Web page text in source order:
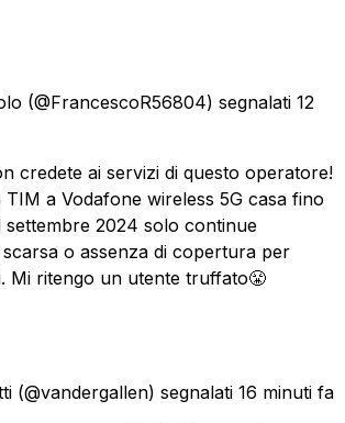
(@FrancescoR56804) segnalati 12
credete ai servizi di questo operatore!
TIM a Vodafone wireless 5G casa fino
settembre 2024 solo continue
o assenza di copertura per
Mi ritengo un utente truffato😤
(@vandergallen) segnalati 16 minuti fa